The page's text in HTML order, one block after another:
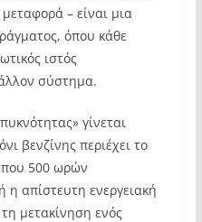
– είναι μια
όπου κάθε
ιστός
σύστημα.
γίνεται
βενζίνης περιέχει το
500 ωρών
απίστευτη ενεργειακή
μετακίνηση ενός